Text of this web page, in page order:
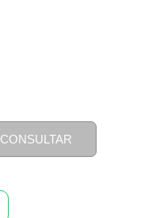
CONSULTAR